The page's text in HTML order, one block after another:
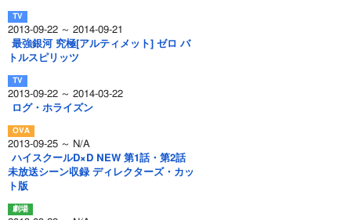
2013-09-22 ～ 2014-09-21
最強銀河 究極[アルティメット] ゼロ バ
トルスピリッツ
2013-09-22 ～ 2014-03-22
ログ・ホライズン
2013-09-25 ～ N/A
ハイスクールD×D NEW 第1話・第2話
未放送シーン収録 ディレクターズ・カッ
ト版